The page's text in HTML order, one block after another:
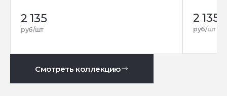
2 135
руб/шт
2 135
руб/шт
Смотреть коллекцию